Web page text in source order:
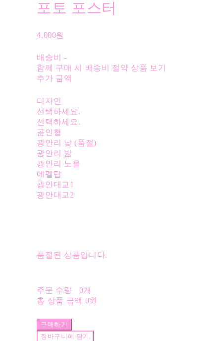
포토 포스터
4,000원
배송비 -
함께 구매 시 배송비 절약 상품 보기
추가 금액
디자인
선택하세요.
선택하세요.
곰인형
광안리 낮 (품절)
광안리 밤
광안리 노을
에펠탑
광안대교1
광안대교2
품절된 상품입니다.
주문 수량
0개
총 상품 금액 0원
구매하기
장바구니에 담기